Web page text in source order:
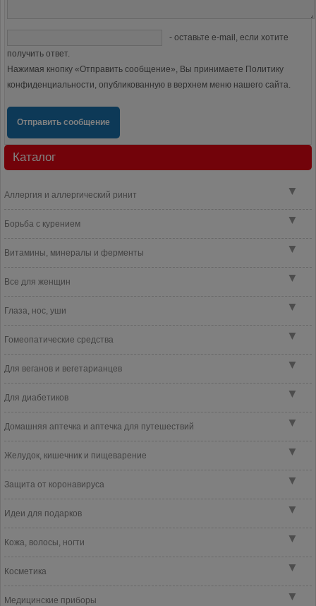
- оставьте e-mail, если хотите
получить ответ.
Нажимая кнопку «Отправить сообщение», Вы принимаете Политику
конфиденциальности, опубликованную в верхнем меню нашего сайта.
Отправить сообщение
Каталог
▼
Аллергия и аллергический ринит
▼
Борьба с курением
▼
Витамины, минералы и ферменты
▼
Все для женщин
▼
Глаза, нос, уши
▼
Гомеопатические средства
▼
Для веганов и вегетарианцев
▼
Для диабетиков
▼
Домашняя аптечка и аптечка для путешествий
▼
Желудок, кишечник и пищеварение
▼
Защита от коронавируса
▼
Идеи для подарков
▼
Кожа, волосы, ногти
▼
Косметика
▼
Медицинские приборы